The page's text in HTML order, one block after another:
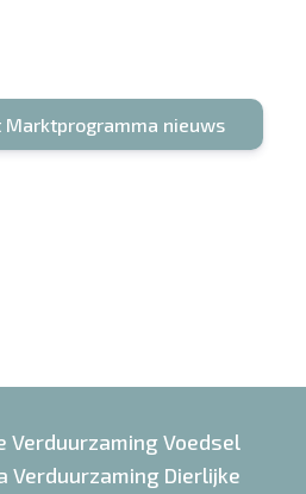
nieuws
Verduurzaming Voedsel
Verduurzaming Dierlijke